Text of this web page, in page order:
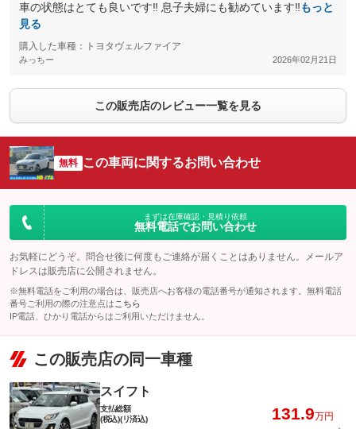
車の状態はとても良いです‼︎ 息子夫婦にも勧めています‼︎もっと
見る
購入した車種：トヨタヴェルファイア
みっちー 2026年02月21日
この販売店のレビュー一覧を見る
無料 この車両に関するお問い合わせ
まずは在庫確認・見積り依頼
無料電話でお問い合わせ
お気軽にどうぞ。問合せ後に何度もご連絡が届くことはありません。メールア
ドレスは販売店に公開されません。
※無料電話をご利用の場合は、販売店へお客様の電話番号が通知されます。無料電話
番号ご利用の際の注意点は こちら
IP電話、ひかり電話からはご利用いただけません。
この販売店の同一車種
スイフト
支払総額
(税込)(リ済込)
131.9万円